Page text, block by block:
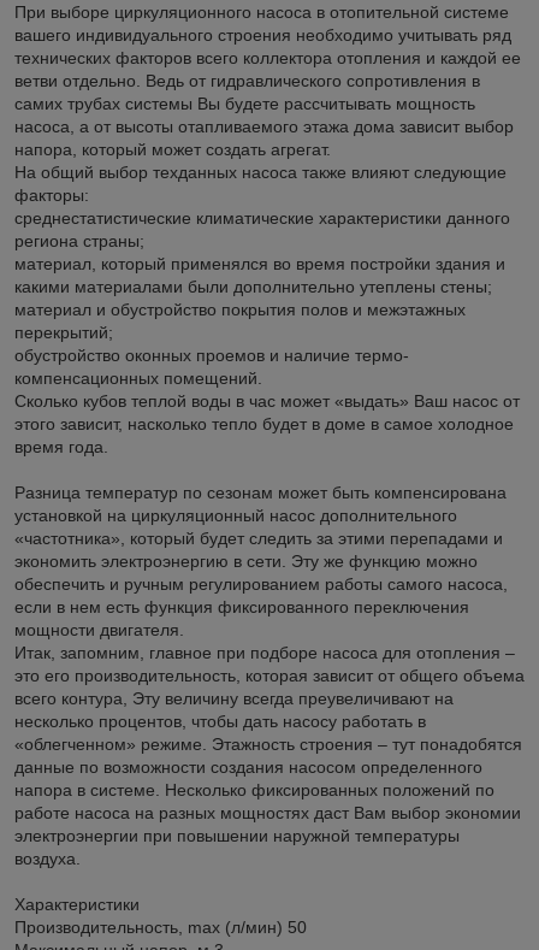
При выборе циркуляционного насоса в отопительной системе
вашего индивидуального строения необходимо учитывать ряд
технических факторов всего коллектора отопления и каждой ее
ветви отдельно. Ведь от гидравлического сопротивления в
самих трубах системы Вы будете рассчитывать мощность
насоса, а от высоты отапливаемого этажа дома зависит выбор
напора, который может создать агрегат.
На общий выбор техданных насоса также влияют следующие
факторы:
среднестатистические климатические характеристики данного
региона страны;
материал, который применялся во время постройки здания и
какими материалами были дополнительно утеплены стены;
материал и обустройство покрытия полов и межэтажных
перекрытий;
обустройство оконных проемов и наличие термо-
компенсационных помещений.
Сколько кубов теплой воды в час может «выдать» Ваш насос от
этого зависит, насколько тепло будет в доме в самое холодное
время года.
Разница температур по сезонам может быть компенсирована
установкой на циркуляционный насос дополнительного
«частотника», который будет следить за этими перепадами и
экономить электроэнергию в сети. Эту же функцию можно
обеспечить и ручным регулированием работы самого насоса,
если в нем есть функция фиксированного переключения
мощности двигателя.
Итак, запомним, главное при подборе насоса для отопления –
это его производительность, которая зависит от общего объема
всего контура, Эту величину всегда преувеличивают на
несколько процентов, чтобы дать насосу работать в
«облегченном» режиме. Этажность строения – тут понадобятся
данные по возможности создания насосом определенного
напора в системе. Несколько фиксированных положений по
работе насоса на разных мощностях даст Вам выбор экономии
электроэнергии при повышении наружной температуры
воздуха.
Характеристики
Производительность, max (л/мин) 50